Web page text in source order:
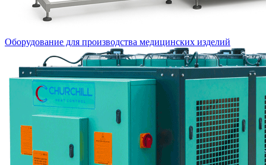
Оборудование для производства медицинских изделий